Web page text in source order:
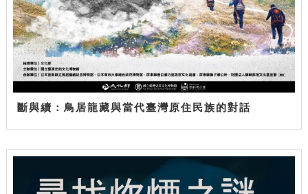
斷與續：鳥居龍藏與當代臺灣原住民族的對話